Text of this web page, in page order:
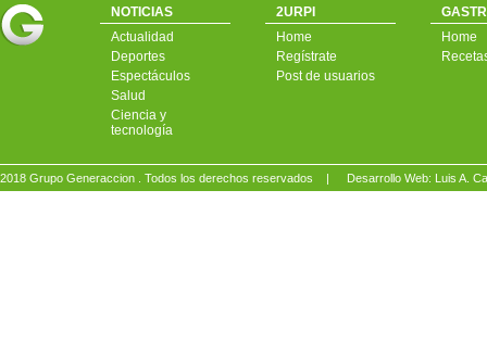
NOTICIAS
Actualidad
Deportes
Espectáculos
Salud
Ciencia y
tecnología
2URPI
Home
Regístrate
Post de usuarios
Home
2018 Grupo Generaccion . Todos los derechos reservados | Desarrollo Web: Luis